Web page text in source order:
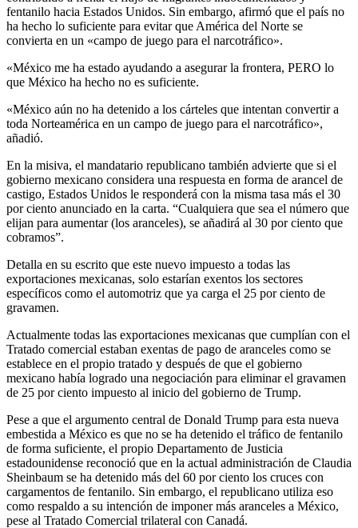
fentanilo hacia Estados Unidos. Sin embargo, afirmó que el país no
ha hecho lo suficiente para evitar que América del Norte se
convierta en un «campo de juego para el narcotráfico».
«México me ha estado ayudando a asegurar la frontera, PERO lo
que México ha hecho no es suficiente.
«México aún no ha detenido a los cárteles que intentan convertir a
toda Norteamérica en un campo de juego para el narcotráfico»,
añadió.
En la misiva, el mandatario republicano también advierte que si el
gobierno mexicano considera una respuesta en forma de arancel de
castigo, Estados Unidos le responderá con la misma tasa más el 30
por ciento anunciado en la carta. “Cualquiera que sea el número que
elijan para aumentar (los aranceles), se añadirá al 30 por ciento que
cobramos”.
Detalla en su escrito que este nuevo impuesto a todas las
exportaciones mexicanas, solo estarían exentos los sectores
específicos como el automotriz que ya carga el 25 por ciento de
gravamen.
Actualmente todas las exportaciones mexicanas que cumplían con el
Tratado comercial estaban exentas de pago de aranceles como se
establece en el propio tratado y después de que el gobierno
mexicano había logrado una negociación para eliminar el gravamen
de 25 por ciento impuesto al inicio del gobierno de Trump.
Pese a que el argumento central de Donald Trump para esta nueva
embestida a México es que no se ha detenido el tráfico de fentanilo
de forma suficiente, el propio Departamento de Justicia
estadounidense reconoció que en la actual administración de Claudia
Sheinbaum se ha detenido más del 60 por ciento los cruces con
cargamentos de fentanilo. Sin embargo, el republicano utiliza eso
como respaldo a su intención de imponer más aranceles a México,
pese al Tratado Comercial trilateral con Canadá.